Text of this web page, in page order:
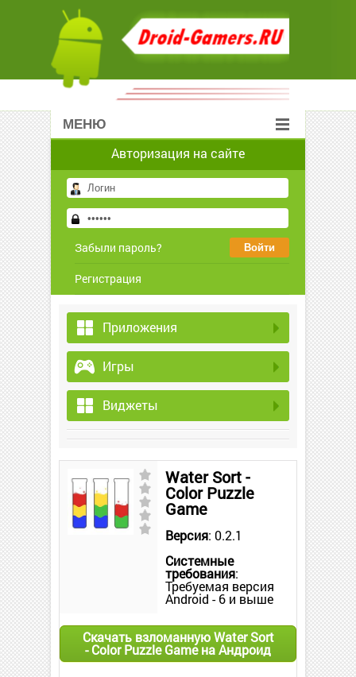
МЕНЮ
Авторизация на сайте
Забыли пароль?
Регистрация
Приложения
Игры
Виджеты
Water Sort -
Color Puzzle
Game
Версия: 0.2.1
Системные
требования:
Требуемая версия
Android - 6 и выше
Скачать взломанную Water Sort
- Color Puzzle Game на Андроид